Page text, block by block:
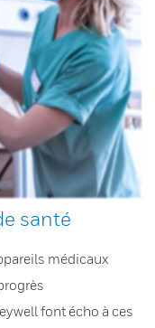
santé
médicaux
font écho à ces